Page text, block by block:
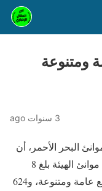
ومتنوعة
3 سنوات ago
موانئ البحر الأحمر، أن
إجمالي عدد السفن المتواجدة على أرصفة موانئ الهيئة بلغ 8
سفن .. في حين تم تداول 9 آلاف طن بضائع عامة ومتنوعة، و624